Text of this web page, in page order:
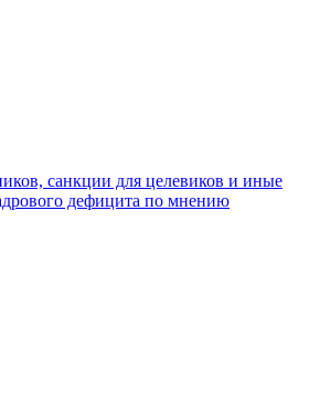
санкции для целевиков и иные
дефицита по мнению